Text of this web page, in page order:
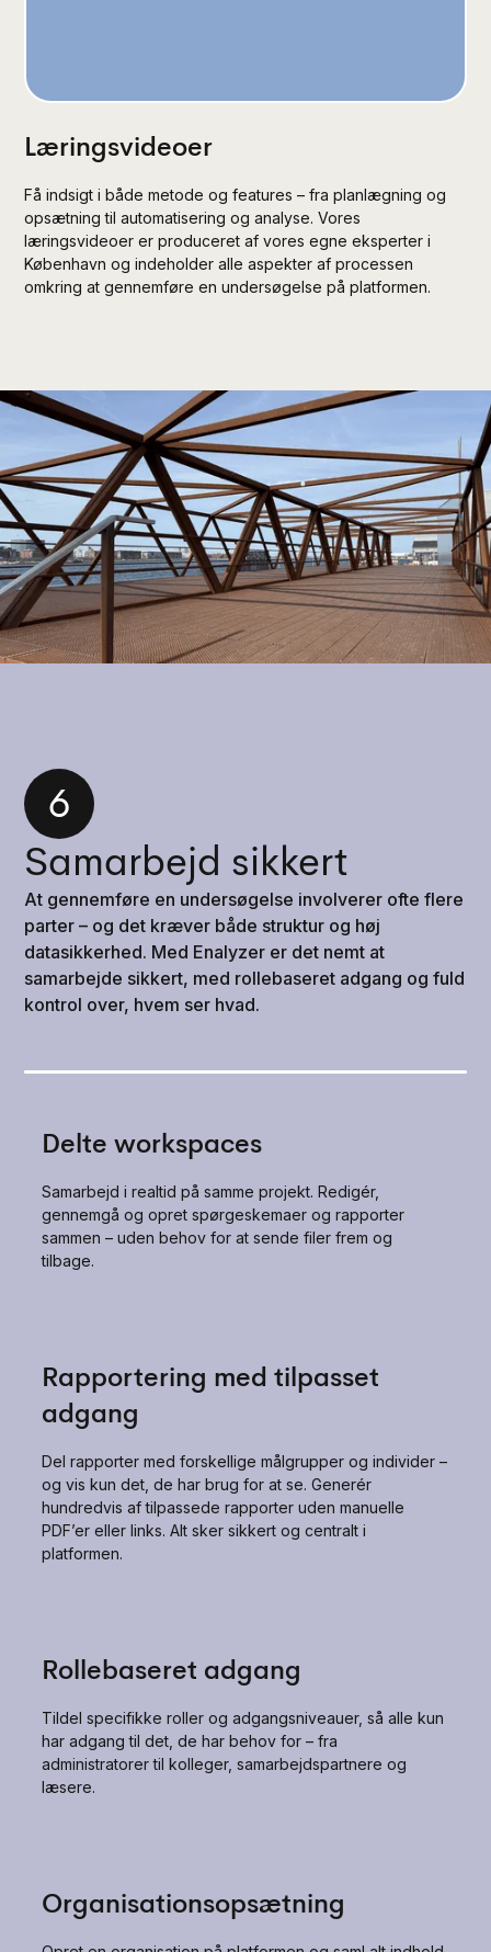
Læringsvideoer
Få indsigt i både metode og features – fra planlægning og
opsætning til automatisering og analyse. Vores
læringsvideoer er produceret af vores egne eksperter i
København og indeholder alle aspekter af processen
omkring at gennemføre en undersøgelse på platformen.
6
Samarbejd sikkert
At gennemføre en undersøgelse involverer ofte flere
parter – og det kræver både struktur og høj
datasikkerhed. Med Enalyzer er det nemt at
samarbejde sikkert, med rollebaseret adgang og fuld
kontrol over, hvem ser hvad.
Delte workspaces
Samarbejd i realtid på samme projekt. Redigér,
gennemgå og opret spørgeskemaer og rapporter
sammen – uden behov for at sende filer frem og
tilbage.
Rapportering med tilpasset
adgang
Del rapporter med forskellige målgrupper og individer –
og vis kun det, de har brug for at se. Generér
hundredvis af tilpassede rapporter uden manuelle
PDF’er eller links. Alt sker sikkert og centralt i
platformen.
Rollebaseret adgang
Tildel specifikke roller og adgangsniveauer, så alle kun
har adgang til det, de har behov for – fra
administratorer til kolleger, samarbejdspartnere og
læsere.
Organisationsopsætning